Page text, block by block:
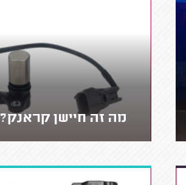
מה זה חיישן קראנק?